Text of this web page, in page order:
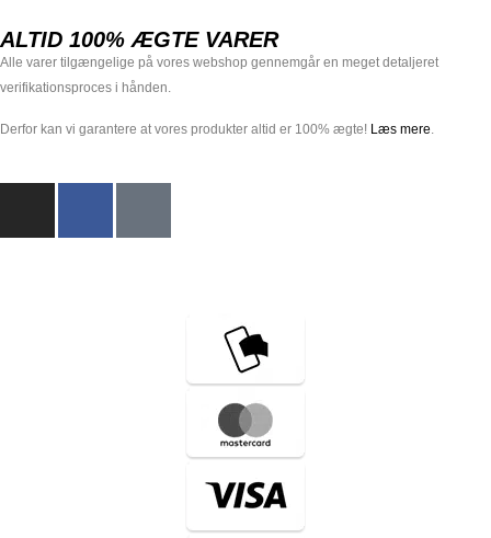
ALTID 100% ÆGTE VARER
Alle varer tilgængelige på vores webshop gennemgår en meget detaljeret
verifikationsproces i hånden.
Derfor kan vi garantere at vores produkter altid er 100% ægte! Læs mere